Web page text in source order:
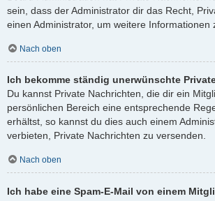
sein, dass der Administrator dir das Recht,
einen Administrator, um weitere Informationen
Nach oben
Ich bekomme ständig unerwünschte
Du kannst Private Nachrichten, die dir ein
persönlichen Bereich eine entsprechende
erhältst, so kannst du dies auch einem
verbieten, Private Nachrichten zu versenden.
Nach oben
Ich habe eine Spam-E-Mail von einem